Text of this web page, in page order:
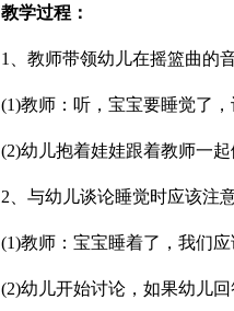
教学过程：
1、教师带领幼儿在摇篮曲的
(1)教师：听，宝宝要睡觉了
(2)幼儿抱着娃娃跟着教师一起
2、与幼儿谈论睡觉时应该注
(1)教师：宝宝睡着了，我们
(2)幼儿开始讨论，如果幼儿